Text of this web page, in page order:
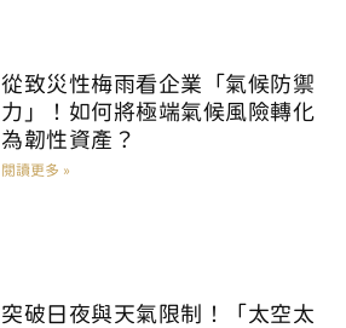
從致災性梅雨看企業「氣候防禦
力」！如何將極端氣候風險轉化
為韌性資產？
閱讀更多 »
突破日夜與天氣限制！「太空太